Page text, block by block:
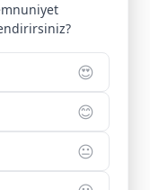
Kat:1 No:1
😍
😊
😐